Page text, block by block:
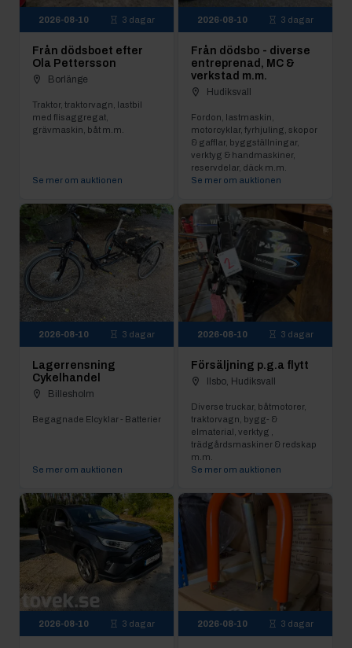
2026-08-10 3 dagar
Från dödsboet efter
Ola Pettersson
Borlänge
Traktor, traktorvagn, lastbil
med flisaggregat,
grävmaskin, båt m.m.
Se mer om auktionen
2026-08-10 3 dagar
Från dödsbo - diverse
entreprenad, MC &
verkstad m.m.
Hudiksvall
Fordon, lastmaskin,
motorcyklar, fyrhjuling, skopor
& gafflar, byggställningar,
verktyg & handmaskiner,
reservdelar, däck m.m.
Se mer om auktionen
2026-08-10 3 dagar
Lagerrensning
Cykelhandel
Billesholm
Begagnade Elcyklar - Batterier
Se mer om auktionen
2026-08-10 3 dagar
Försäljning p.g.a flytt
Ilsbo, Hudiksvall
Diverse truckar, båtmotorer,
traktorvagn, bygg- &
elmaterial, verktyg ,
trädgårdsmaskiner & redskap
m.m.
Se mer om auktionen
2026-08-10 3 dagar 2026-08-10 3 dagar